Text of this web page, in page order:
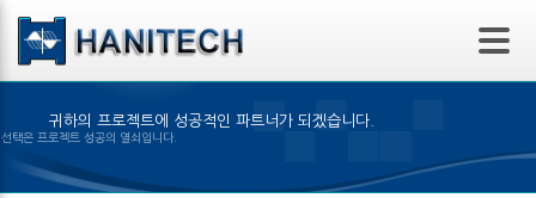
본문 바로가기
귀하의 프로젝트에 성공적인 파트너가 되겠습니다.
은 제품의 선택은 프로젝트 성공의 열쇠입니다.